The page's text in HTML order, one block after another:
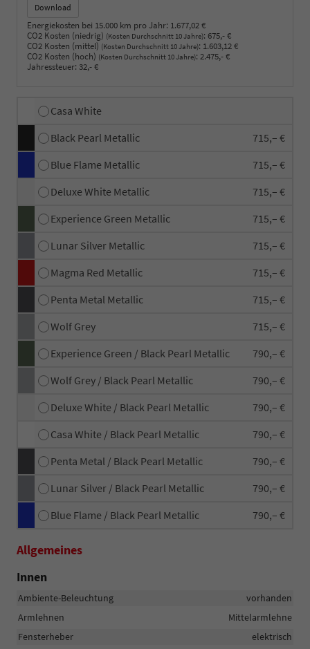
Download
Energiekosten bei 15.000 km pro Jahr: 1.677,02 €
CO2 Kosten (niedrig) (Kosten Durchschnitt 10 Jahre): 675,- €
CO2 Kosten (mittel) (Kosten Durchschnitt 10 Jahre): 1.603,12 €
CO2 Kosten (hoch) (Kosten Durchschnitt 10 Jahre): 2.475,- €
Jahressteuer: 32,- €
Casa White
Black Pearl Metallic
715,– €
Blue Flame Metallic
715,– €
Deluxe White Metallic
715,– €
Experience Green Metallic
715,– €
Lunar Silver Metallic
715,– €
Magma Red Metallic
715,– €
Penta Metal Metallic
715,– €
Wolf Grey
715,– €
Experience Green / Black Pearl Metallic
790,– €
Wolf Grey / Black Pearl Metallic
790,– €
Deluxe White / Black Pearl Metallic
790,– €
Casa White / Black Pearl Metallic
790,– €
Penta Metal / Black Pearl Metallic
790,– €
Lunar Silver / Black Pearl Metallic
790,– €
Blue Flame / Black Pearl Metallic
790,– €
Allgemeines
Innen
Ambiente-Beleuchtung
vorhanden
Armlehnen
Mittelarmlehne
Fensterheber
elektrisch